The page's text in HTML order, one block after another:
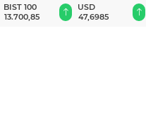
BIST 100
13.700,85
USD
47,6985